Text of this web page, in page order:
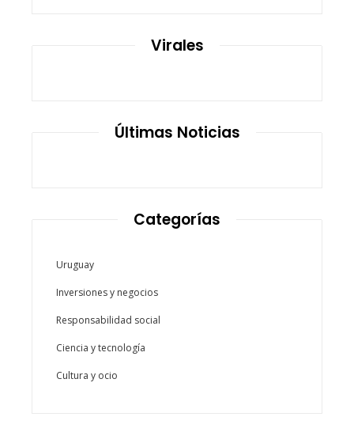
Virales
Últimas Noticias
Categorías
Uruguay
Inversiones y negocios
Responsabilidad social
Ciencia y tecnología
Cultura y ocio